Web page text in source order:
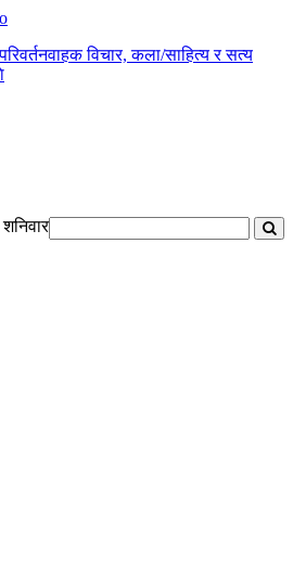
विचार, कला/साहित्य र सत्य